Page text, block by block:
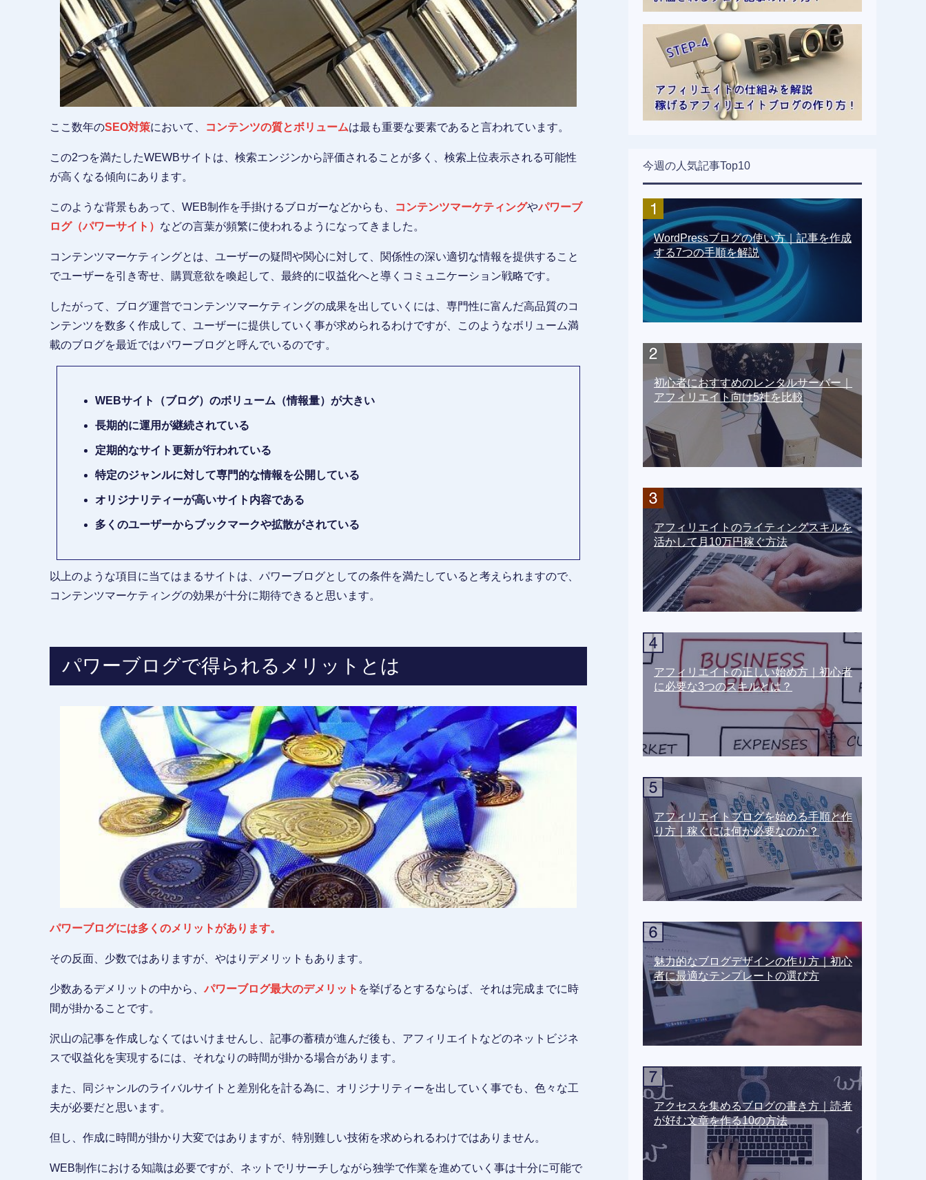
ここ数年のSEO対策において、 コンテンツの質とボリュームは最も重要な要素であると言われています。
この2つを満たしたWEWBサイトは、検索エンジンから評価されることが多く、検索上位表示される可能性
が高くなる傾向にあります。
このような背景もあって、WEB制作を手掛けるブロガーなどからも、 コンテンツマーケティングやパワーブ
ログ（パワーサイト） などの言葉が頻繁に使われるようになってきました。
コンテンツマーケティングとは、ユーザーの疑問や関心に対して、関係性の深い適切な情報を提供すること
でユーザーを引き寄せ、購買意欲を喚起して、最終的に収益化へと導くコミュニケーション戦略です。
したがって、ブログ運営でコンテンツマーケティングの成果を出していくには、専門性に富んだ高品質のコ
ンテンツを数多く作成して、ユーザーに提供していく事が求められるわけですが、このようなボリューム満
載のブログを最近ではパワーブログと呼んでいるのです。
WEBサイト（ブログ）のボリューム（情報量）が大きい
長期的に運用が継続されている
定期的なサイト更新が行われている
特定のジャンルに対して専門的な情報を公開している
オリジナリティーが高いサイト内容である
多くのユーザーからブックマークや拡散がされている
以上のような項目に当てはまるサイトは、パワーブログとしての条件を満たしていると考えられますので、
コンテンツマーケティングの効果が十分に期待できると思います。
パワーブログで得られるメリットとは
パワーブログには多くのメリットがあります。
その反面、少数ではありますが、やはりデメリットもあります。
少数あるデメリットの中から、パワーブログ最大のデメリット を挙げるとするならば、それは完成までに時
間が掛かることです。
沢山の記事を作成しなくてはいけませんし、記事の蓄積が進んだ後も、アフィリエイトなどのネットビジネ
スで収益化を実現するには、それなりの時間が掛かる場合があります。
また、同ジャンルのライバルサイトと差別化を計る為に、オリジナリティーを出していく事でも、色々な工
夫が必要だと思います。
但し、作成に時間が掛かり大変ではありますが、特別難しい技術を求められるわけではありません。
WEB制作における知識は必要ですが、ネットでリサーチしながら独学で作業を進めていく事は十分に可能で
今週の人気記事Top10
WordPressブログの使い方｜記事を作成
する7つの手順を解説
初心者におすすめのレンタルサーバー｜
アフィリエイト向け5社を比較
アフィリエイトのライティングスキルを
活かして月10万円稼ぐ方法
アフィリエイトの正しい始め方｜初心者
に必要な3つのスキルとは？
アフィリエイトブログを始める手順と作
り方｜稼ぐには何が必要なのか？
魅力的なブログデザインの作り方｜初心
者に最適なテンプレートの選び方
アクセスを集めるブログの書き方｜読者
が好む文章を作る10の方法